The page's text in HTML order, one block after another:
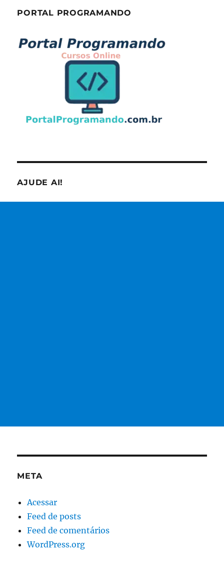
PORTAL PROGRAMANDO
AJUDE AI!
META
Acessar
Feed de posts
Feed de comentários
WordPress.org